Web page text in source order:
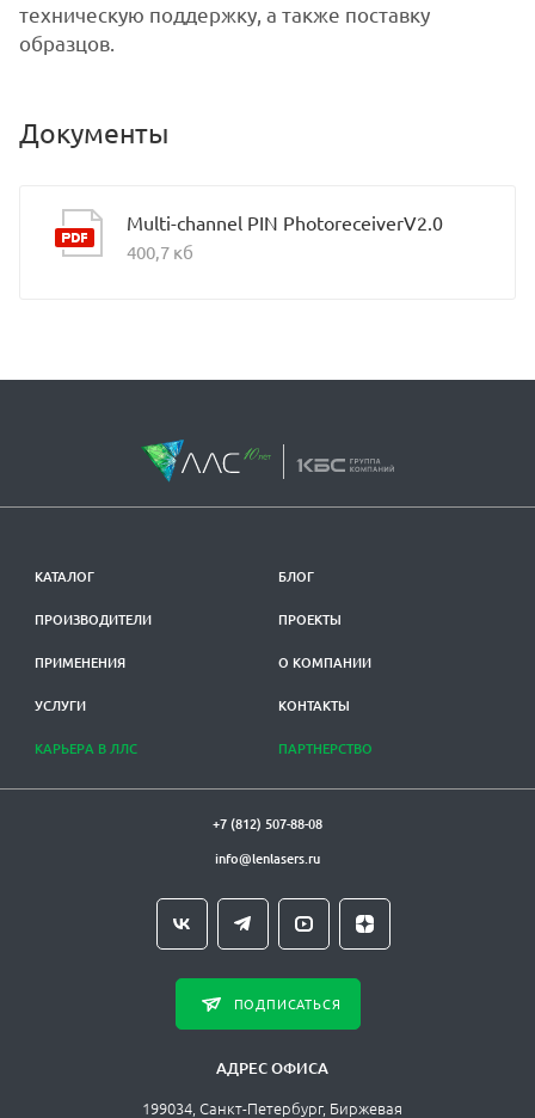
техническую поддержку, а также поставку
образцов.
Документы
Multi-channel PIN PhotoreceiverV2.0
400,7 кб
КАТАЛОГ
ПРОИЗВОДИТЕЛИ
ПРИМЕНЕНИЯ
УСЛУГИ
КАРЬЕРА В ЛЛС
БЛОГ
ПРОЕКТЫ
О КОМПАНИИ
КОНТАКТЫ
ПАРТНЕРСТВО
+7 (812) 507-88-08
info@lenlasers.ru
ПОДПИСАТЬСЯ
АДРЕС ОФИСА
199034, Санкт-Петербург, Биржевая